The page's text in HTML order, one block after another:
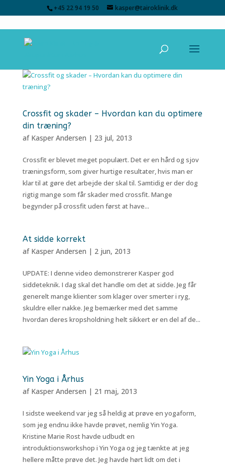
+45 22 94 19 50 kasper@tairoklinik.dk
Crossfit og skader – Hvordan kan du optimere
din træning?
af Kasper Andersen | 23 jul, 2013
Crossfit er blevet meget populært. Det er en hård og sjov
træningsform, som giver hurtige resultater, hvis man er
klar til at gøre det arbejde der skal til. Samtidig er der dog
rigtig mange som får skader med crossfit. Mange
begynder på crossfit uden først at have...
At sidde korrekt
af Kasper Andersen | 2 jun, 2013
UPDATE: I denne video demonstrerer Kasper god
siddeteknik. I dag skal det handle om det at sidde. Jeg får
generelt mange klienter som klager over smerter i ryg,
skuldre eller nakke. Jeg bemærker med det samme
hvordan deres kropsholdning helt sikkert er en del af de...
Yin Yoga i Århus
af Kasper Andersen | 21 maj, 2013
I sidste weekend var jeg så heldig at prøve en yogaform,
som jeg endnu ikke havde prøvet, nemlig Yin Yoga.
Kristine Marie Rost havde udbudt en
introduktionsworkshop i Yin Yoga og jeg tænkte at jeg
hellere måtte prøve det. Jeg havde hørt lidt om det i